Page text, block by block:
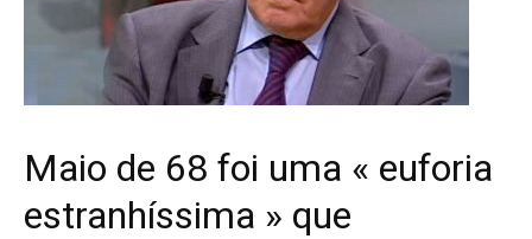
Maio de 68 foi uma « euforia
estranhíssima » que